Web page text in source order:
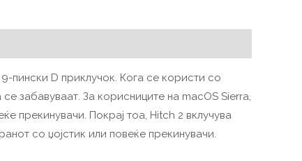
9-пински D приклучок. Кога се користи со
забавуваат. За корисниците на macOS Sierra,
прекинувачи. Покрај тоа, Hitch 2 вклучува
со џојстик или повеќе прекинувачи.